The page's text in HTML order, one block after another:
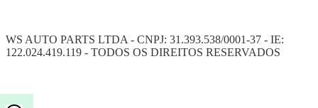
WS AUTO PARTS LTDA - CNPJ: 31.393.538/0001-37 - IE:
122.024.419.119 - TODOS OS DIREITOS RESERVADOS